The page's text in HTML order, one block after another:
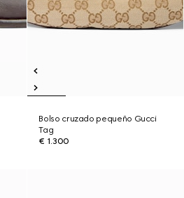
Bolso cruzado pequeño Gucci
Tag
€ 1.300